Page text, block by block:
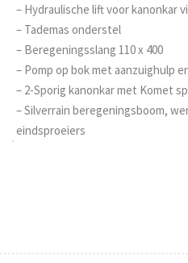
– Hydraulische lift voor kanonkar
– Tademas onderstel
– Beregeningsslang 110 x 400
– Pomp op bok met aanzuighulp
– 2-Sporig kanonkar met Komet
– Silverrain beregeningsboom,
eindsproeiers